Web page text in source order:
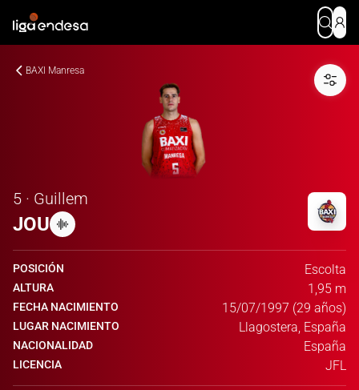
BAXI Manresa
5 · Guillem
JOU
POSICIÓN Escolta
ALTURA 1,95 m
FECHA NACIMIENTO 15/07/1997 (29 años)
LUGAR NACIMIENTO Llagostera, España
NACIONALIDAD España
LICENCIA JFL